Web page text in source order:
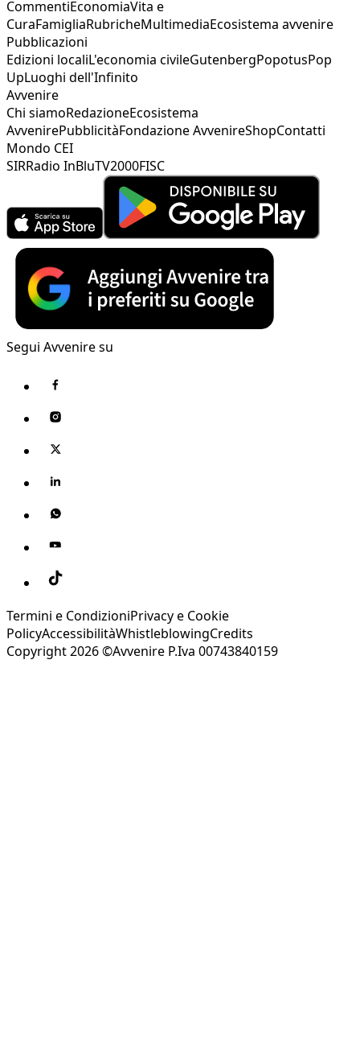
CommentiEconomiaVita e
CuraFamigliaRubricheMultimediaEcosistema avvenire
Pubblicazioni
Edizioni localiL'economia civileGutenbergPopotusPop
UpLuoghi dell'Infinito
Avvenire
Chi siamoRedazioneEcosistema
AvvenirePubblicitàFondazione AvvenireShopContatti
Mondo CEI
SIRRadio InBluTV2000FISC
Segui Avvenire su
Termini e CondizioniPrivacy e Cookie
PolicyAccessibilitàWhistleblowingCredits
Copyright 2026 ©Avvenire P.Iva 00743840159